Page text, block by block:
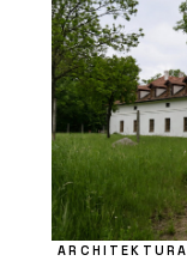
ARCHITEKTURA